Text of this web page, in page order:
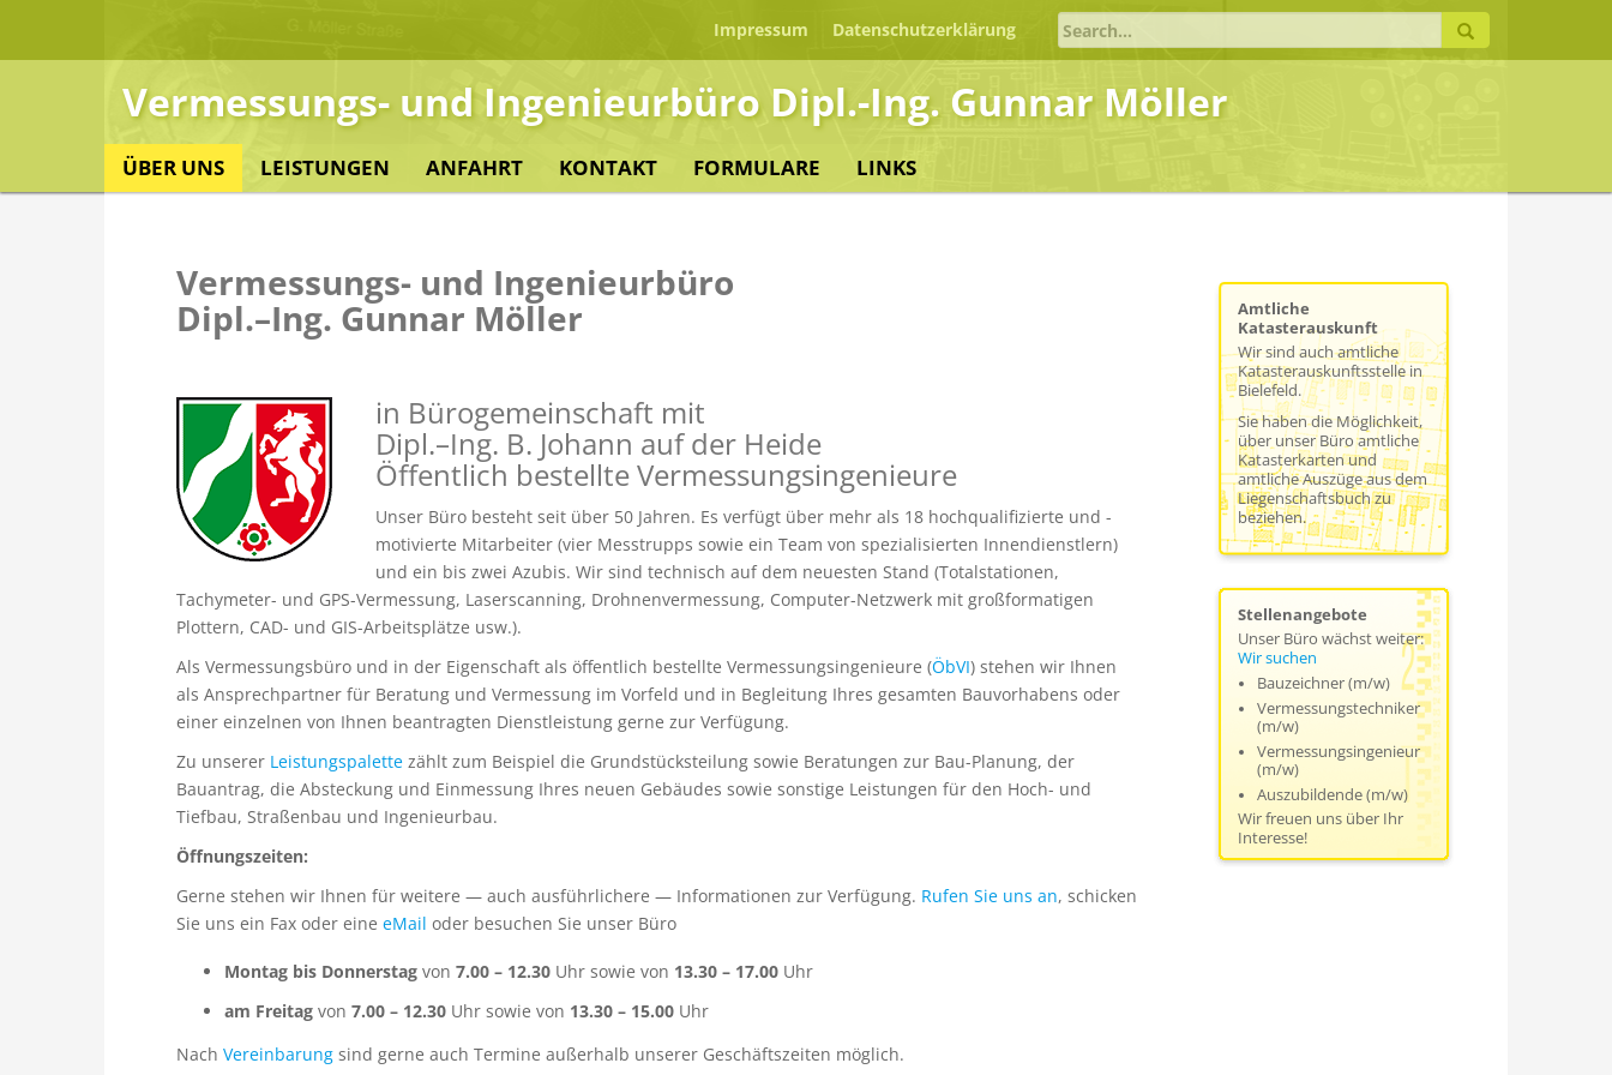
i
Impressum Datenschutzerklärung
Search
for:
Vermessungs- und Ingenieurbüro Dipl.-Ing. Gunnar Möller
ÜBER UNS LEISTUNGEN ANFAHRT KONTAKT FORMULARE LINKS
Vermessungs- und Ingenieurbüro
Dipl.–Ing. Gunnar Möller
in Bürogemeinschaft mit
Dipl.–Ing. B. Johann auf der Heide
Öffentlich bestellte Vermessungsingenieure
Unser Büro besteht seit über 50 Jahren. Es verfügt über mehr als 18 hochqualifizierte und -
motivierte Mitarbeiter (vier Messtrupps sowie ein Team von spezialisierten Innendienstlern)
und ein bis zwei Azubis. Wir sind technisch auf dem neuesten Stand (Totalstationen,
Tachymeter- und GPS-Vermessung, Laserscanning, Drohnenvermessung, Computer-Netzwerk mit großformatigen
Plottern, CAD- und GIS-Arbeitsplätze usw.).
Als Vermessungsbüro und in der Eigenschaft als öffentlich bestellte Vermessungsingenieure (ÖbVI) stehen wir Ihnen
als Ansprechpartner für Beratung und Vermessung im Vorfeld und in Begleitung Ihres gesamten Bauvorhabens oder
einer einzelnen von Ihnen beantragten Dienstleistung gerne zur Verfügung.
Zu unserer Leistungspalette zählt zum Beispiel die Grundstücksteilung sowie Beratungen zur Bau-Planung, der
Bauantrag, die Absteckung und Einmessung Ihres neuen Gebäudes sowie sonstige Leistungen für den Hoch- und
Tiefbau, Straßenbau und Ingenieurbau.
Öffnungszeiten:
Gerne stehen wir Ihnen für weitere — auch ausführlichere — Informationen zur Verfügung. Rufen Sie uns an, schicken
Sie uns ein Fax oder eine eMail oder besuchen Sie unser Büro
Montag bis Donnerstag von 7.00 – 12.30 Uhr sowie von 13.30 – 17.00 Uhr
am Freitag von 7.00 – 12.30 Uhr sowie von 13.30 – 15.00 Uhr
Nach Vereinbarung sind gerne auch Termine außerhalb unserer Geschäftszeiten möglich.
Amtliche
Katasterauskunft
Wir sind auch amtliche
Katasterauskunftsstelle in
Bielefeld.
Sie haben die Möglichkeit,
über unser Büro amtliche
Katasterkarten und
amtliche Auszüge aus dem
Liegenschaftsbuch zu
beziehen.
Stellenangebote
Unser Büro wächst weiter:
Wir suchen
Bauzeichner (m/w)
Vermessungstechniker
(m/w)
Vermessungsingenieur
(m/w)
Auszubildende (m/w)
Wir freuen uns über Ihr
Interesse!